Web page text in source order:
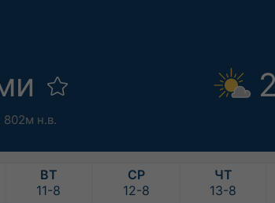
802м н.в.
ВТ
11-8
СР
12-8
ЧТ
13-8